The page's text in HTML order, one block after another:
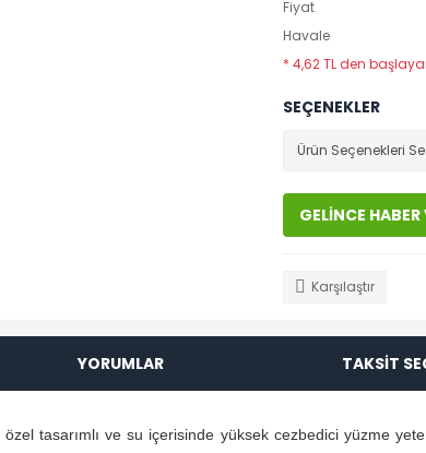
Fiyat
Havale
* 4,62 TL den
SEÇENEKLER
GELİNCE HABER
Karşılaştır
YORUMLAR TAKSİT
tasarımlı ve su içerisinde yüksek cezbedici yüzme